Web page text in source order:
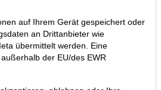
| TraderFox GmbH
auf Ihrem Gerät gespeichert oder
an Drittanbieter wie
übermittelt werden. Eine
der EU/des EWR